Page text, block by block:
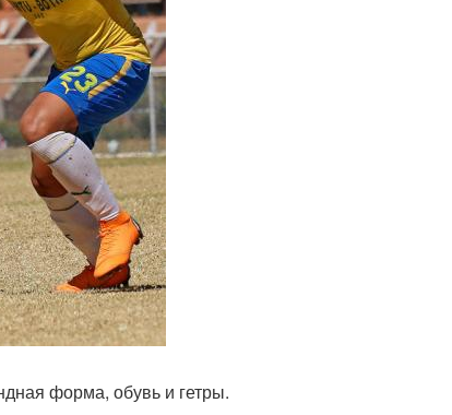
форма, обувь и гетры.